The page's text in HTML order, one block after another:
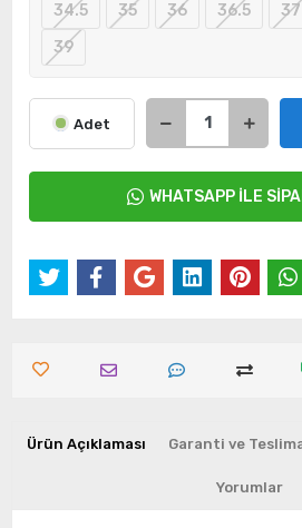
34.5
35 36 36.5 37
39
Adet
WHATSAPP İLE
Ürün Açıklaması Garanti ve
Yorumlar